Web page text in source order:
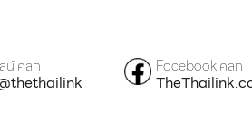
น์ คลิก Facebook คลิก